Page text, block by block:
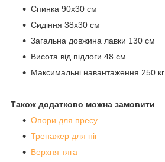
Спинка 90х30 см
Сидіння 38х30 см
Загальна довжина лавки 130 см
Висота від підлоги 48 см
Максимальні навантаження 250 кг
Також додатково можна замовити
Опори для пресу
Тренажер для ніг
Верхня тяга